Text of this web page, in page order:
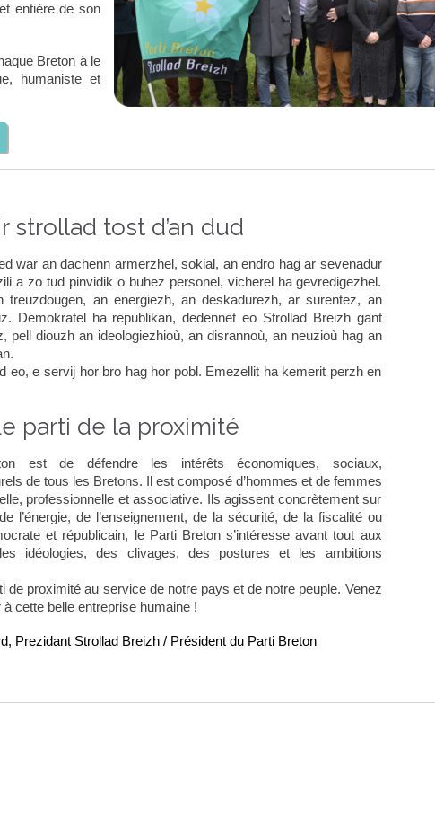
entière de son
Breton à le
humaniste et
strollad tost d’an dud
war an dachenn armerzhel, sokial, an endro hag ar sevenadur
a zo tud pinvidik o buhez personel, vicherel ha gevredigezhel.
treuzdougen, an energiezh, an deskadurezh, ar surentez, an
Demokratel ha republikan, dedennet eo Strollad Breizh gant
pell diouzh an ideologiezhioù, an disrannoù, an neuzioù hag an
eo, e servij hor bro hag hor pobl. Emezellit ha kemerit perzh en
parti de la proximité
est de défendre les intérêts économiques, sociaux,
de tous les Bretons. Il est composé d’hommes et de femmes
professionnelle et associative. Ils agissent concrètement sur
l’énergie, de l’enseignement, de la sécurité, de la fiscalité ou
et républicain, le Parti Breton s’intéresse avant tout aux
idéologies, des clivages, des postures et les ambitions
de proximité au service de notre pays et de notre peuple. Venez
cette belle entreprise humaine !
Prezidant Strollad Breizh / Président du Parti Breton